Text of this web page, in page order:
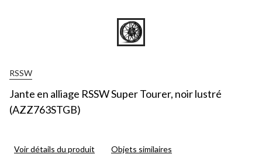
RSSW
Jante en alliage RSSW Super Tourer, noir lustré
(AZZ763STGB)
Voir détails du produit Objets similaires